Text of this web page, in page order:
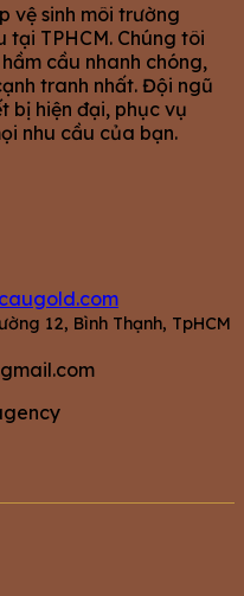
vệ sinh môi trường
tại TPHCM. Chúng tôi
cầu nhanh chóng,
tranh nhất. Đội ngũ
bị hiện đại, phục vụ
nhu cầu của bạn.
12, Bình Thạnh, TpHCM